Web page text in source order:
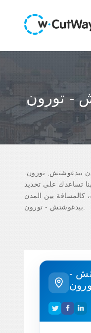
- تورون
بيدغوشتش, تورون.
تساعدك على تحديد
كالمسافة بين المدن
-